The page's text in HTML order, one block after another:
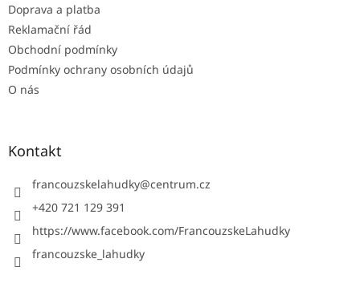
Doprava a platba
Reklamační řád
Obchodní podmínky
Podmínky ochrany osobních údajů
O nás
Kontakt
francouzskelahudky@centrum.cz
+420 721 129 391
https://www.facebook.com/FrancouzskeLahudky
francouzske_lahudky